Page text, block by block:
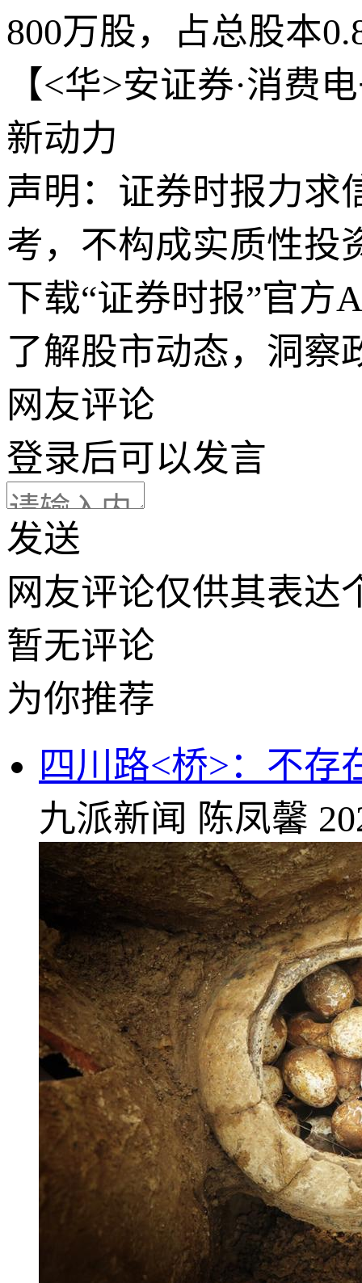
800万股，占总股本
【<华>安证券·消费
新动力
声明：证券时报力求
考，不构成实质性投
下载“证券时报”官方
了解股市动态，洞察
网友评论
登录后可以发言
发送
网友评论仅供其表达
暂无评论
为你推荐
四川路<桥>：不存
九派新闻 陈凤馨